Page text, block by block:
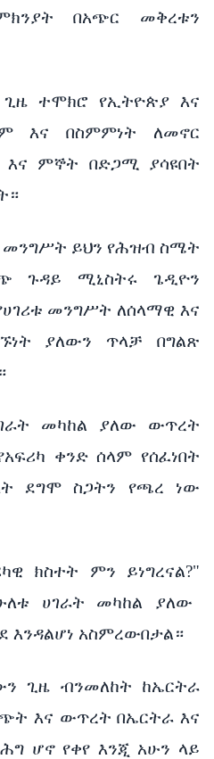
በአጭር መቅረቱን
ተሞክሮ የኢትዮጵያ እና
እና በስምምነት ለመኖር
እና ምኞት በድጋሚ ያሳዩበት
መንግሥት ይህን የሕዝብ ስሜት
ጉዳይ ሚኒስትሩ ጌዲዮን
መንግሥት ለሰላማዊ እና
ያለውን ጥላቻ በግልጽ
መካከል ያለው ውጥረት
ቀንድ ሰላም የሰፈነበት
ደግሞ ስጋትን የጫረ ነው
ክስተት ምን ይነግረናል?"
ሀገራት መካከል ያለው
አስምረውበታል።
ጊዜ ብንመለከት ከኤርትራ
እና ውጥረት በኤርትራ እና
ሆኖ የቀየ እንጂ አሁን ላይ